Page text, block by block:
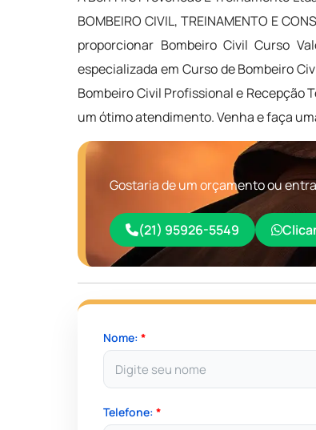
BOMBEIRO CIVIL, TREINAMENTO E
proporcionar Bombeiro Civil Curso
especializada em Curso de Bombeiro
Bombeiro Civil Profissional e Recepção
um ótimo atendimento. Venha e faça
Gostaria de um orçamento ou
(21) 95926-5549
Nome:*
Telefone:*